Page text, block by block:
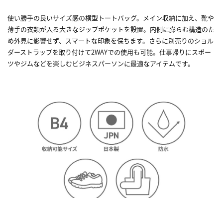
使い勝手の良いサイズ感の横型トートバッグ。メイン収納に加え、靴や
薄手の衣類が入る大きなジップポケットを設置。内側に膨らむ構造のた
め外見に影響せず、スマートな印象を保ちます。さらに別売りのショル
ダーストラップを取り付けて2WAYでの使用も可能。仕事帰りにスポー
ツやジムなどを楽しむビジネスパーソンに最適なアイテムです。